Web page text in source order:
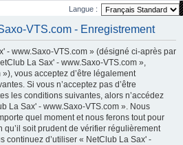
e
Langue :
VTS.com - Enregistrement
- www.Saxo-VTS.com » (désigné ci-après par
La Sax' - www.Saxo-VTS.com »,
vous acceptez d’être légalement
Si vous n’acceptez pas d’être
les conditions suivantes, alors n’accédez
La Sax' - www.Saxo-VTS.com ». Nous
quel moment et nous ferons tout pour
soit prudent de vérifier régulièrement
continuez d’utiliser « NetClub La Sax' -